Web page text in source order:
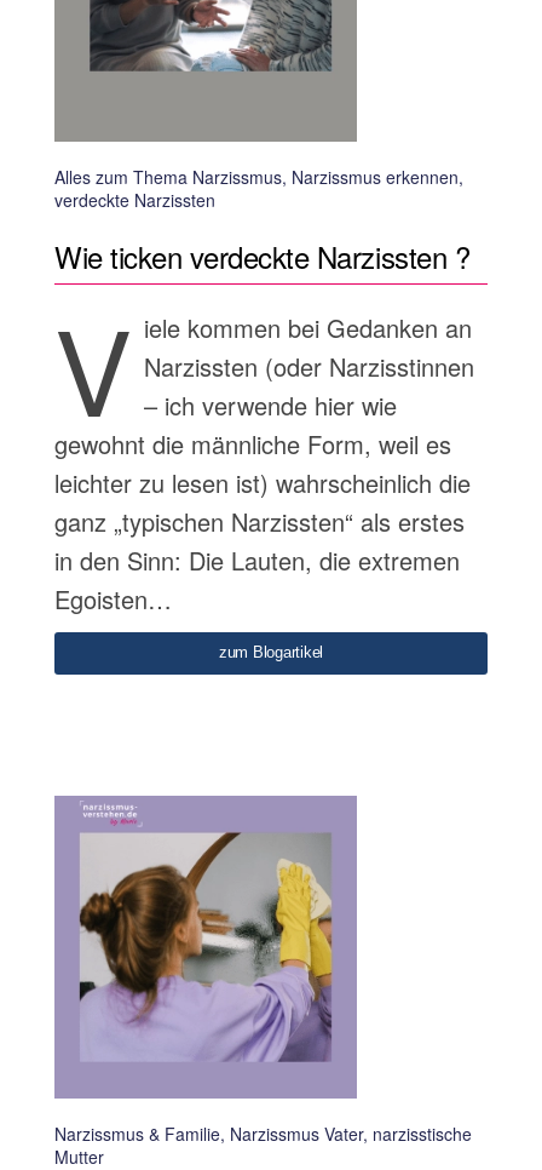
Alles zum Thema Narzissmus, Narzissmus erkennen,
verdeckte Narzissten
Wie ticken verdeckte Narzissten ?
V iele kommen bei Gedanken an
Narzissten (oder Narzisstinnen
– ich verwende hier wie
gewohnt die männliche Form, weil es
leichter zu lesen ist) wahrscheinlich die
ganz „typischen Narzissten“ als erstes
in den Sinn: Die Lauten, die extremen
Egoisten…
zum Blogartikel
Narzissmus & Familie, Narzissmus Vater, narzisstische
Mutter